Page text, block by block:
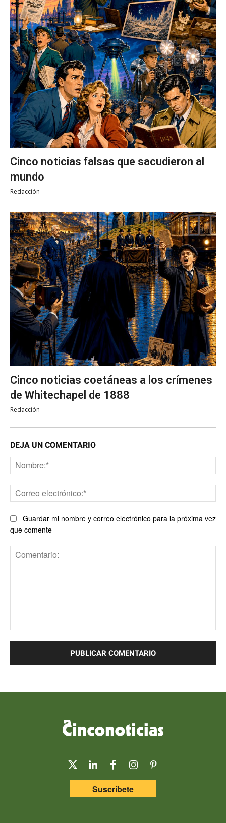
Cinco noticias falsas que sacudieron al
mundo
Redacción
Cinco noticias coetáneas a los crímenes
de Whitechapel de 1888
Redacción
DEJA UN COMENTARIO
Guardar mi nombre y correo electrónico para la próxima vez
que comente
Suscríbete